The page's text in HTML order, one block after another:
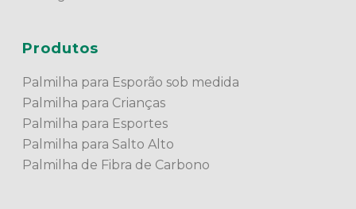
Produtos
Palmilha para Esporão sob medida
Palmilha para Crianças
Palmilha para Esportes
Palmilha para Salto Alto
Palmilha de Fibra de Carbono